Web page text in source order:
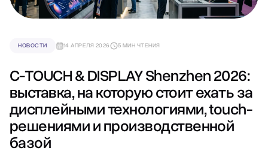
НОВОСТИ 14 АПРЕЛЯ 2026 5 МИН ЧТЕНИЯ
C-TOUCH & DISPLAY Shenzhen 2026:
выставка, на которую стоит ехать за
дисплейными технологиями, touch-
решениями и производственной
базой